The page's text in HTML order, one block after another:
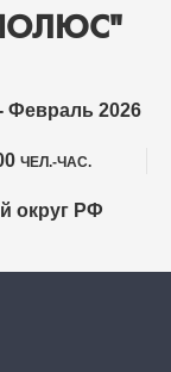
Февраль 2026
ЧЕЛ.-ЧАС.
округ РФ